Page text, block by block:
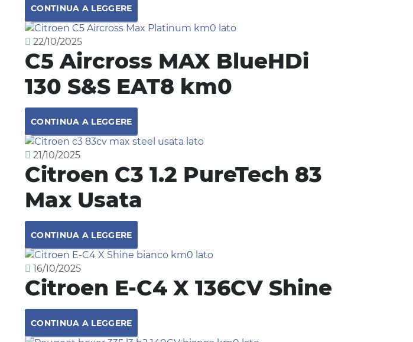
CONTINUA A LEGGERE
22/10/2025
C5 Aircross MAX BlueHDi
130 S&S EAT8 km0
CONTINUA A LEGGERE
21/10/2025
Citroen C3 1.2 PureTech 83
Max Usata
CONTINUA A LEGGERE
16/10/2025
Citroen E-C4 X 136CV Shine
CONTINUA A LEGGERE